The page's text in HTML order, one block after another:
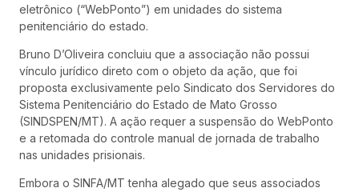
eletrônico (“WebPonto”) em unidades do sistema
penitenciário do estado.
Bruno D’Oliveira concluiu que a associação não possui
vínculo jurídico direto com o objeto da ação, que foi
proposta exclusivamente pelo Sindicato dos Servidores do
Sistema Penitenciário do Estado de Mato Grosso
(SINDSPEN/MT). A ação requer a suspensão do WebPonto
e a retomada do controle manual de jornada de trabalho
nas unidades prisionais.
Embora o SINFA/MT tenha alegado que seus associados